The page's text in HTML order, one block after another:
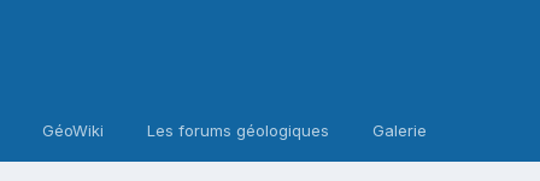
GéoWiki Les forums géologiques Galerie